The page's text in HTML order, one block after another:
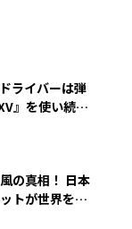
ライバーは弾
』を使い続け
の真相！ 日本
トが世界を席